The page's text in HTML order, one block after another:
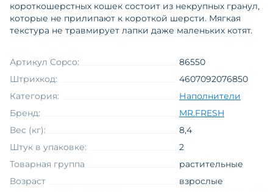
короткошерстных кошек состоит из некрупных гранул,
которые не прилипают к короткой шерсти. Мягкая
текстура не травмирует лапки даже маленьких котят.
Артикул Copco:
86550
Штрихкод:
4607092076850
Категория:
Наполнители
Бренд:
MR.FRESH
Вес (кг):
8,4
Штук в упаковке:
2
Товарная группа
растительные
Возраст
взрослые